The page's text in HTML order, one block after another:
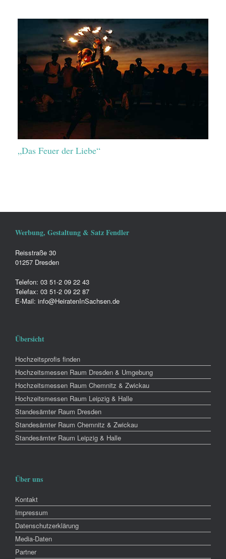
„Das Feuer der Liebe“
Werbung, Gestaltung & Satz Fendler
Reisstraße 30
01257 Dresden
Telefon: 03 51-2 09 22 43
Telefax: 03 51-2 09 22 87
E-Mail: info@HeiratenInSachsen.de
Übersicht
Hochzeitsprofis finden
Hochzeitsmessen Raum Dresden & Umgebung
Hochzeitsmessen Raum Chemnitz & Zwickau
Hochzeitsmessen Raum Leipzig & Halle
Standesämter Raum Dresden
Standesämter Raum Chemnitz & Zwickau
Standesämter Raum Leipzig & Halle
Über uns
Kontakt
Impressum
Datenschutzerklärung
Media-Daten
Partner